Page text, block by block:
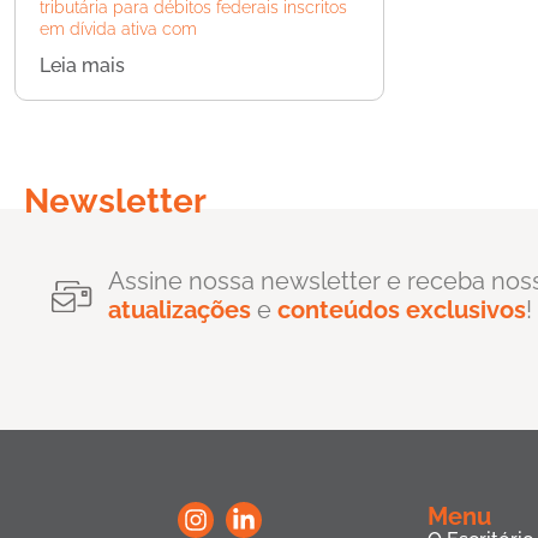
tributária para débitos federais inscritos
em dívida ativa com
Leia mais
Newsletter
Assine nossa newsletter e receba
atualizações e conteúdos exclusivos!
Menu